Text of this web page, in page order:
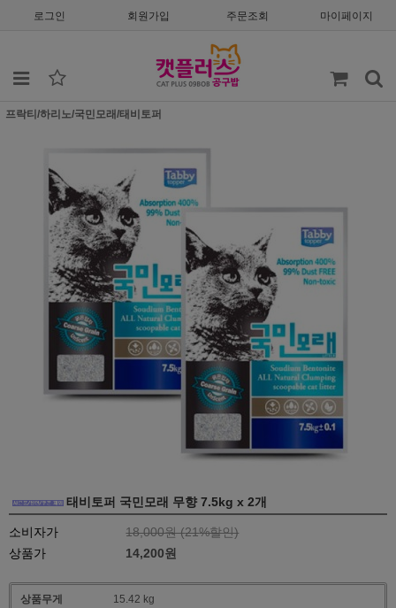
로그인 회원가입 주문조회 마이페이지
프락티/하리노/국민모래/태비토퍼
태비토퍼 국민모래 무향 7.5kg x 2개
소비자가 18,000원 (21%할인)
상품가
14,200원
상품무게
15.42 kg